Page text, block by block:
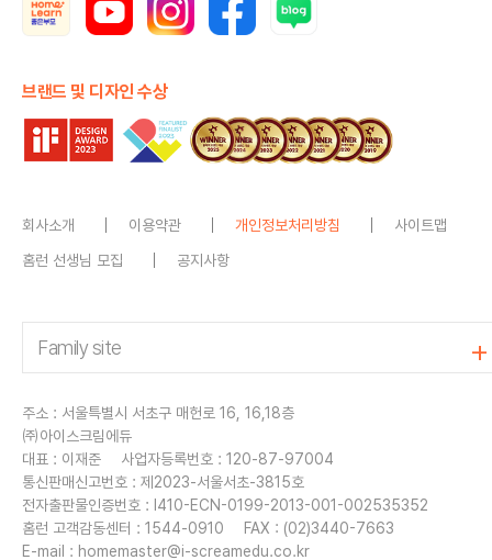
브랜드 및 디자인 수상
회사소개 이용약관 개인정보처리방침
사이트맵
홈런 선생님 모집
공지사항
주소 : 서울특별시 서초구 매헌로 16, 16,18층
㈜아이스크림에듀
대표 : 이재준
사업자등록번호 : 120-87-97004
통신판매신고번호 : 제2023-서울서초-3815호
전자출판물인증번호 : I410-ECN-0199-2013-001-002535352
홈런 고객감동센터 : 1544-0910
FAX : (02)3440-7663
E-mail : homemaster@i-screamedu.co.kr